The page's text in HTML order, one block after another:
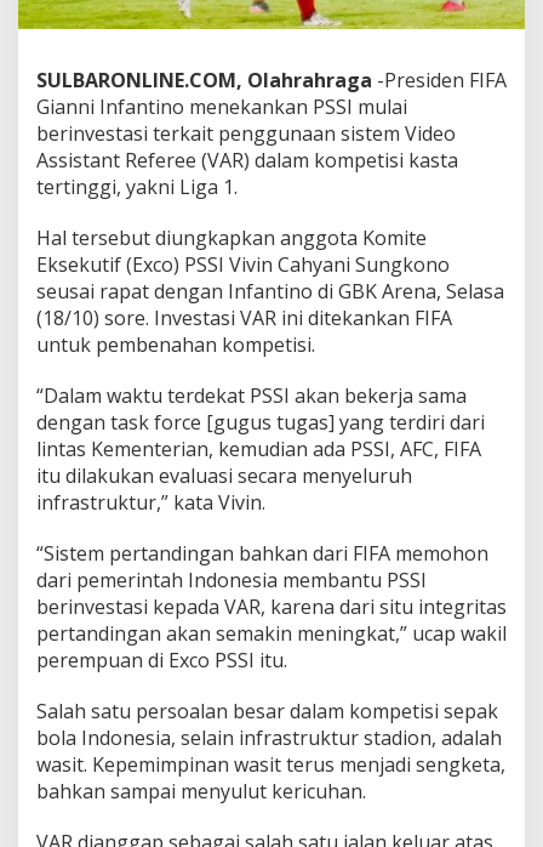
g
u
a
a
n
V
A
R
i
g
a
1
SULBARONLINE.COM, Olahrahraga -Presiden FIFA
Gianni Infantino menekankan PSSI mulai
berinvestasi terkait penggunaan sistem Video
Assistant Referee (VAR) dalam kompetisi kasta
tertinggi, yakni Liga 1.
Hal tersebut diungkapkan anggota Komite
Eksekutif (Exco) PSSI Vivin Cahyani Sungkono
seusai rapat dengan Infantino di GBK Arena, Selasa
(18/10) sore. Investasi VAR ini ditekankan FIFA
untuk pembenahan kompetisi.
“Dalam waktu terdekat PSSI akan bekerja sama
dengan task force [gugus tugas] yang terdiri dari
lintas Kementerian, kemudian ada PSSI, AFC, FIFA
itu dilakukan evaluasi secara menyeluruh
infrastruktur,” kata Vivin.
“Sistem pertandingan bahkan dari FIFA memohon
dari pemerintah Indonesia membantu PSSI
berinvestasi kepada VAR, karena dari situ integritas
pertandingan akan semakin meningkat,” ucap wakil
perempuan di Exco PSSI itu.
Salah satu persoalan besar dalam kompetisi sepak
bola Indonesia, selain infrastruktur stadion, adalah
wasit. Kepemimpinan wasit terus menjadi sengketa,
bahkan sampai menyulut kericuhan.